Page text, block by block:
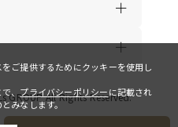
登録 ホテル一覧
GROUP All Rights Reserved.
ご提供するためにクッキーを使用し
で、プライバシーポリシーに記載され
みなします。